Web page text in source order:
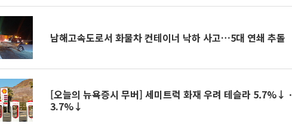
남해고속도로서 화물차 컨테이너 낙하 사고…5대 연쇄 추돌
[오늘의 뉴욕증시 무버] 세미트럭 화재 우려 테슬라 5.7%↓
3.7%↓